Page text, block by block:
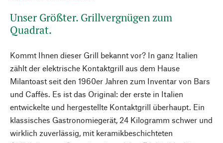
Unser Größter. Grillvergnügen zum
Quadrat.
Kommt Ihnen dieser Grill bekannt vor? In ganz Italien
zählt der elektrische Kontaktgrill aus dem Hause
Milantoast seit den 1960er Jahren zum Inventar von Bars
und Caffès. Es ist das Original: der erste in Italien
entwickelte und hergestellte Kontaktgrill überhaupt. Ein
klassisches Gastronomiegerät, 24 Kilogramm schwer und
wirklich zuverlässig, mit keramikbeschichteten